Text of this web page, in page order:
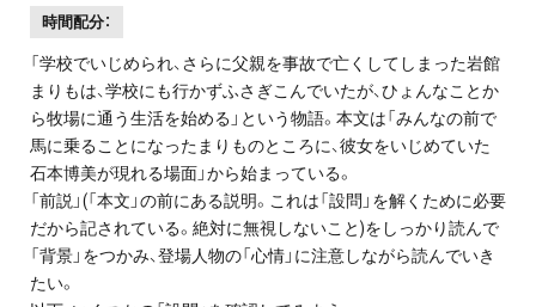
時間配分：
「学校でいじめられ、さらに父親を事故で亡くしてしまった岩館
まりもは、学校にも行かずふさぎこんでいたが、ひょんなことか
ら牧場に通う生活を始める」という物語。本文は「みんなの前で
馬に乗ることになったまりものところに、彼女をいじめていた
石本博美が現れる場面」から始まっている。
「前説」(「本文」の前にある説明。これは「設問」を解くために必要
だから記されている。絶対に無視しないこと)をしっかり読んで
「背景」をつかみ、登場人物の「心情」に注意しながら読んでいき
たい。